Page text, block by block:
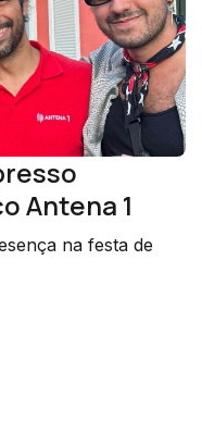
Antena 1
na festa de